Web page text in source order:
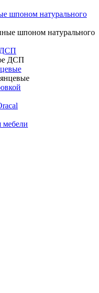
шпоном натурального
ДСП
мебели